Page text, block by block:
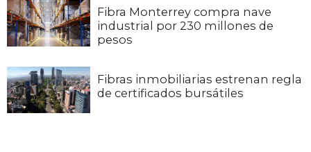
Fibra Monterrey compra nave
industrial por 230 millones de
pesos
Fibras inmobiliarias estrenan regla
de certificados bursátiles